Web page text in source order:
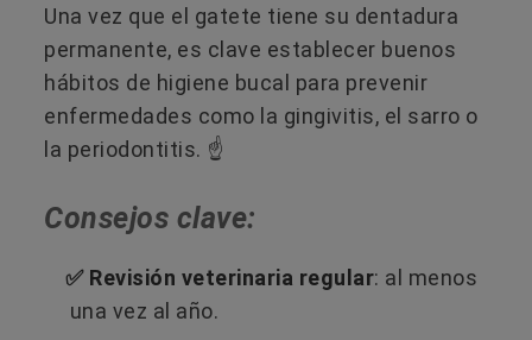
Una vez que el gatete tiene su dentadura
permanente, es clave establecer buenos
hábitos de higiene bucal para prevenir
enfermedades como la gingivitis, el sarro o
la periodontitis. ☝️
Consejos clave:
✅ Revisión veterinaria regular: al menos
una vez al año.